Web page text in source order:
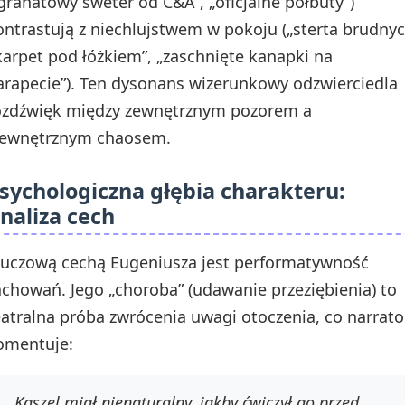
z niechlujstwem w pokoju („sterta
pod łóżkiem”, „zaschnięte kanapki na
Ten dysonans wizerunkowy odzwierciedla
między zewnętrznym pozorem a
chaosem.
głębia charakteru:
cech
cechą Eugeniusza jest performatywność
Jego „choroba” (udawanie przeziębienia) to
próba zwrócenia uwagi otoczenia, co